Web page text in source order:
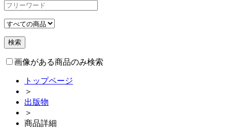
画像がある商品のみ検索
トップページ
＞
出版物
＞
商品詳細